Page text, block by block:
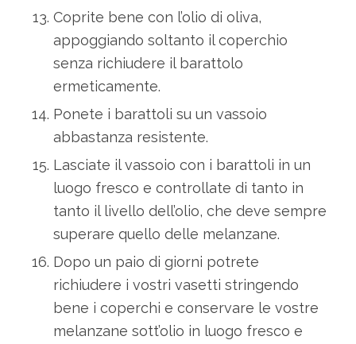
Coprite bene con l’olio di oliva,
appoggiando soltanto il coperchio
senza richiudere il barattolo
ermeticamente.
Ponete i barattoli su un vassoio
abbastanza resistente.
Lasciate il vassoio con i barattoli in un
luogo fresco e controllate di tanto in
tanto il livello dell’olio, che deve sempre
superare quello delle melanzane.
Dopo un paio di giorni potrete
richiudere i vostri vasetti stringendo
bene i coperchi e conservare le vostre
melanzane sott’olio in luogo fresco e